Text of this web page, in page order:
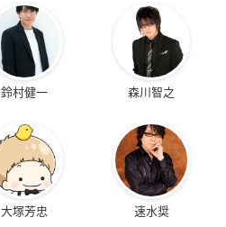
鈴村健一 森川智之
大塚芳忠 速水奨